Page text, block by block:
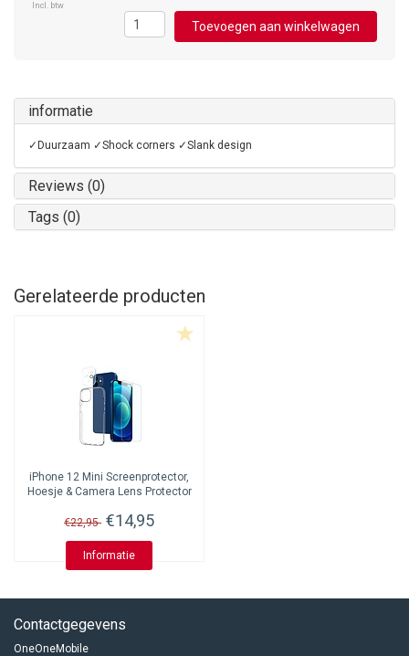
Incl. btw
Toevoegen aan winkelwagen
informatie
✓Duurzaam ✓Shock corners ✓Slank design
Reviews (0)
Tags (0)
Gerelateerde producten
iPhone 12 Mini Screenprotector,
Hoesje & Camera Lens Protector
€22,95 €14,95
Informatie
Contactgegevens
OneOneMobile